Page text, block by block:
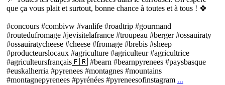
que ça vous plait et surtout, bonne chance à toutes et à tous ! 🍀
#concours #combivw #vanlife #roadtrip #gourmand
#routedufromage #jevisitelafrance #troupeau #berger #ossauiraty
#ossauiratycheese #cheese #fromage #brebis #sheep
#producteurslocaux #agriculture #agriculteur #agricultrice
#agriculteursfrançais🇫🇷 #bearn #bearnpyrenees #paysbasque
#euskalherria #pyrenees #montagnes #mountains
#montagnepyrenees #pyrénées #pyreneesofinstagram ...